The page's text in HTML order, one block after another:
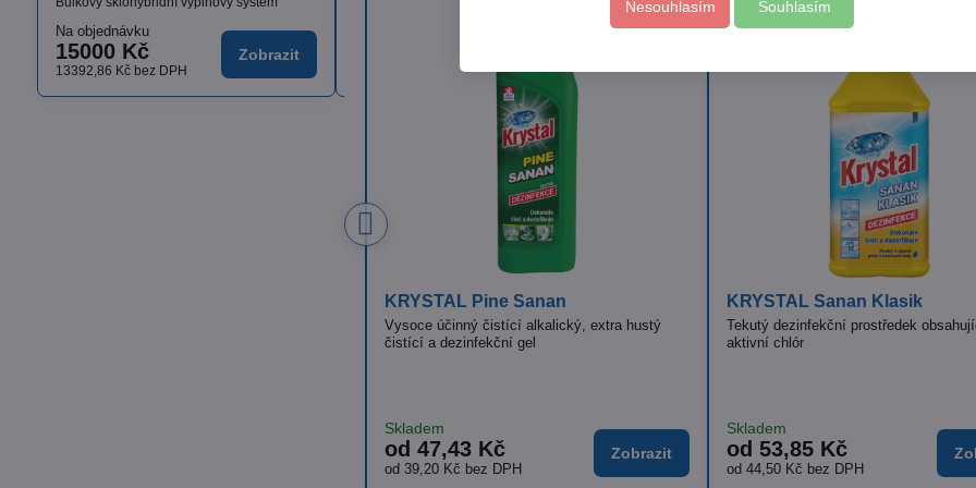
CLEAMEN 251 ruční mytí koncentrát
bez parfémů a barviv
​Tekutý neutrální koncentrovaný čisticí
Skladem
od 91,48 Kč
od 75,60 Kč bez DPH
Zobrazit
ISOLDA včelí vosk s
Klinicky testovaný krém pro účinnou
pokožky
Skladem
23,84 Kč
19,70 Kčbez DPH
Do
Na objednávku
15000 Kč
13392,86 Kč bez DPH
Zobrazit
bez DPH
Skladem
od 222,31 Kčbez DPH
Nesouhlasím Souhlasím